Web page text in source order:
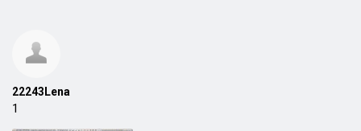
22243Lena
1